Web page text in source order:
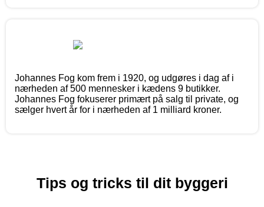
Johannes Fog kom frem i 1920, og udgøres i dag af i
nærheden af 500 mennesker i kædens 9 butikker.
Johannes Fog fokuserer primært på salg til private, og
sælger hvert år for i nærheden af 1 milliard kroner.
Tips og tricks til dit byggeri